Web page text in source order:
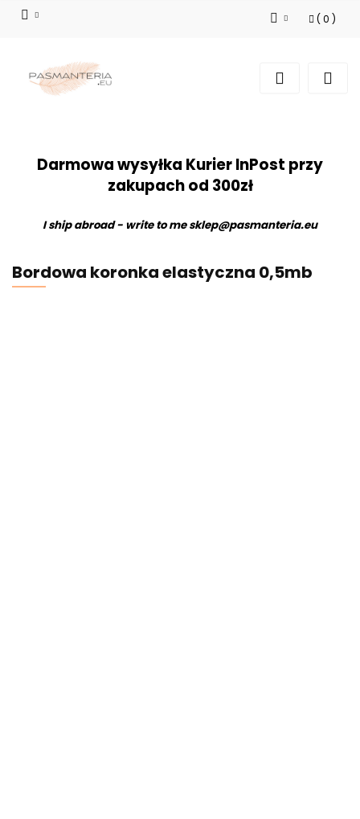
( 0 )
Darmowa wysyłka Kurier InPost przy
zakupach od 300zł
I ship abroad - write to mesklep@pasmanteria.eu
Bordowa koronka elastyczna 0,5mb